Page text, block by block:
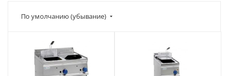
По умолчанию (убывание)